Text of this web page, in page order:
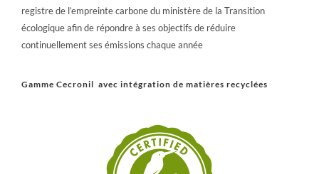
registre de l’empreinte carbone du ministère de la Transition
écologique afin de répondre à ses objectifs de réduire
continuellement ses émissions chaque année
Gamme Cecronil avec intégration de matières recyclées